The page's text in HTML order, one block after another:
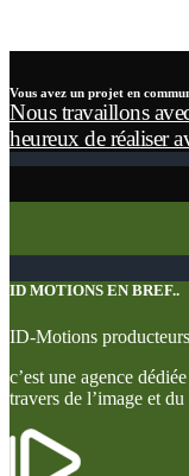
Vous avez un projet en
Nous travaillons
heureux de réaliser
ID MOTIONS EN BREF..
ID-Motions
c’est une agence
travers de l’image et